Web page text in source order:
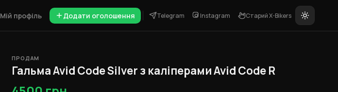
Мій профіль Додати оголошення Telegram Instagram Старий X-Bikers
ПРОДАМ
Гальма Avid Code Silver з каліперами Avid Code R